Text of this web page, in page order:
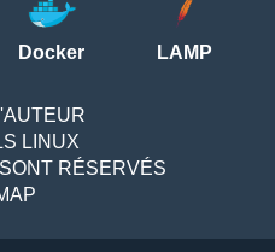
Docker LAMP
LINUX
RÉSERVÉS